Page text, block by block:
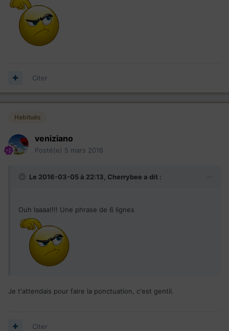
pour acheter la paix provisoirement.
Citer
Habitués
veniziano
Posté(e) 5 mars 2016
Le 2016-03-05 à 22:13, Cherrybee a dit :
Ouh laaaa!!!! Une phrase de 6 lignes
Je t'attendais pour faire la ponctuation, c'est gentil.
Citer